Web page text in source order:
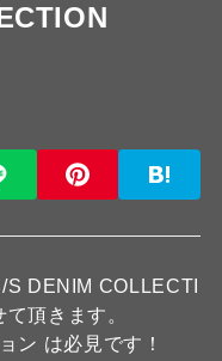
S DENIM COLLECTI
頂きます。
ン は必見です！